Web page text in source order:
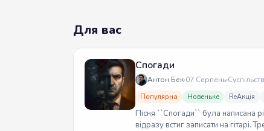
Для вас
Спогади
Антон Бек 07 Серпень
Популярна Новеньке ReАкція
Пісня ``Спогади`` була написана
відразу встиг записати на